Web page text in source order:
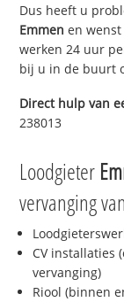
Dus heeft u
Emmen en
werken 24 uur
bij u in de buurt
Direct hulp van
238013
Loodgieter
vervanging
CV installaties
vervanging)
Riool (binnen